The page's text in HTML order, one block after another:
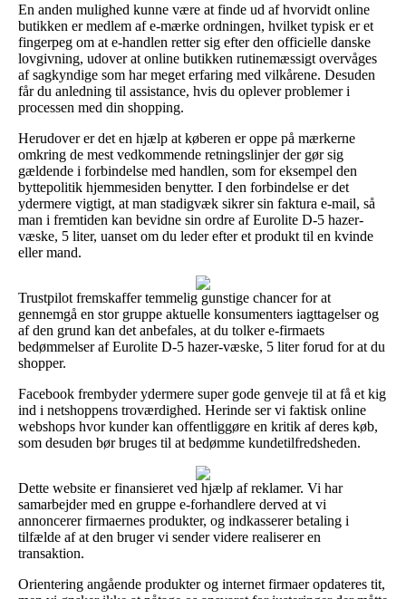
En anden mulighed kunne være at finde ud af hvorvidt online
butikken er medlem af e-mærke ordningen, hvilket typisk er et
fingerpeg om at e-handlen retter sig efter den officielle danske
lovgivning, udover at online butikken rutinemæssigt overvåges
af sagkyndige som har meget erfaring med vilkårene. Desuden
får du anledning til assistance, hvis du oplever problemer i
processen med din shopping.
Herudover er det en hjælp at køberen er oppe på mærkerne
omkring de mest vedkommende retningslinjer der gør sig
gældende i forbindelse med handlen, som for eksempel den
byttepolitik hjemmesiden benytter. I den forbindelse er det
ydermere vigtigt, at man stadigvæk sikrer sin faktura e-mail, så
man i fremtiden kan bevidne sin ordre af Eurolite D-5 hazer-
væske, 5 liter, uanset om du leder efter et produkt til en kvinde
eller mand.
Trustpilot fremskaffer temmelig gunstige chancer for at
gennemgå en stor gruppe aktuelle konsumenters iagttagelser og
af den grund kan det anbefales, at du tolker e-firmaets
bedømmelser af Eurolite D-5 hazer-væske, 5 liter forud for at du
shopper.
Facebook frembyder ydermere super gode genveje til at få et kig
ind i netshoppens troværdighed. Herinde ser vi faktisk online
webshops hvor kunder kan offentliggøre en kritik af deres køb,
som desuden bør bruges til at bedømme kundetilfredsheden.
Dette website er finansieret ved hjælp af reklamer. Vi har
samarbejder med en gruppe e-forhandlere derved at vi
annoncerer firmaernes produkter, og indkasserer betaling i
tilfælde af at den bruger vi sender videre realiserer en
transaktion.
Orientering angående produkter og internet firmaer opdateres tit,